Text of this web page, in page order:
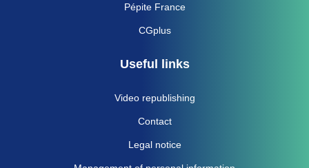
Pépite France
CGplus
Useful links
Video republishing
Contact
Legal notice